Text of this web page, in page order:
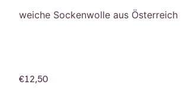
weiche Sockenwolle aus Österreich
€12,50